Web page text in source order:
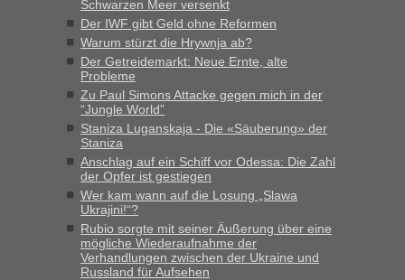
keine Probleme geben“
Recht, Visa und Dokumente • Deklaration
gebrauchter Kleidung beim Zoll
„Hallo Leute, ich weiß nicht, ob ich hier richtig bin mit meiner
Anfrage. Ich möchte 4 Umzugskartons mit gebrauchter
Straßen Kleidung bei der Einreise in die Ukraine
mitnehmen. Es ist gebrauchte Kleidung...“
Berichte und Reisetipps • Re: An welchem
Grenzübergang zwischen Polen und der Ukraine geht es am
schnellsten?
„Wir sind mit unserem Wohnmobil, wie geplant am Montag
15.6. in Krakovets rüber. Sehr zeitig los gegen 5 Uhr in der
Früh. Mit sehr sehr wenig Verkehr, super bis zur Grenze. Nur
Schwarzen Meer versenkt
Der IWF gibt Geld ohne Reformen
Warum stürzt die Hrywnja ab?
Der Getreidemarkt: Neue Ernte, alte
Probleme
Zu Paul Simons Attacke gegen mich in der
“Jungle World”
Staniza Luganskaja - Die «Säuberung» der
Staniza
Anschlag auf ein Schiff vor Odessa: Die Zahl
der Opfer ist gestiegen
Wer kam wann auf die Losung „Slawa
Ukrajini!“?
Rubio sorgte mit seiner Äußerung über eine
mögliche Wiederaufnahme der
Verhandlungen zwischen der Ukraine und
Russland für Aufsehen